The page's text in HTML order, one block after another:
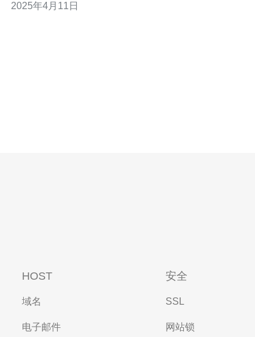
作为日本的首都和经济中心，是日本站群服务器的首选之
2025年4月11日
HOST
域名
电子邮件
安全
SSL
网站锁